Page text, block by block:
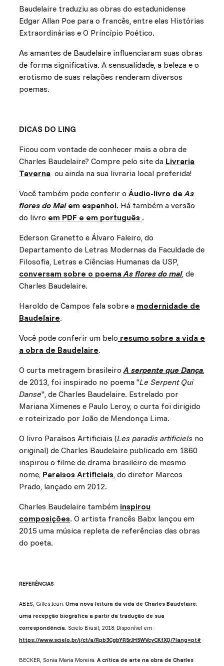
Baudelaire traduziu as obras do estadunidense
Edgar Allan Poe para o francês, entre elas Histórias
Extraordinárias e O Princípio Poético.
As amantes de Baudelaire influenciaram suas obras
de forma significativa. A sensualidade, a beleza e o
erotismo de suas relações renderam diversos
poemas.
DICAS DO LING
Ficou com vontade de conhecer mais a obra de
Charles Baudelaire? Compre pelo site da Livraria
Tavernaou ainda na sua livraria local preferida!
Você também pode conferir o Áudio-livro deAs
flores do Malem espanhol. Há também a versão
do livro em PDF e em português .
Ederson Granetto e Álvaro Faleiro, do
Departamento de Letras Modernas da Faculdade de
Filosofia, Letras e Ciências Humanas da USP,
conversam sobre o poemaAs flores do mal, de
Charles Baudelaire.
Haroldo de Campos fala sobre a modernidade de
Baudelaire.
Você pode conferir um belo resumo sobre a vida e
a obra de Baudelaire.
O curta metragem brasileiroA serpente que Dança,
de 2013, foi inspirado no poema "Le Serpent Qui
Danse", de Charles Baudelaire. Estrelado por
Mariana Ximenes e Paulo Leroy, o curta foi dirigido
e roteirizado por João de Mendonça Lima.
O livro Paraísos Artificiais (Les paradis artificielsno
original) de Charles Baudelaire publicado em 1860
inspirou o filme de drama brasileiro de mesmo
nome, Paraísos Artificiais, do diretor Marcos
Prado, lançado em 2012.
Charles Baudelaire também inspirou
composições. O artista francês Babx lançou em
2015 uma música repleta de referências das obras
do poeta.
REFERÊNCIAS
ABES, Gilles Jean. Uma nova leitura da vida de Charles Baudelaire:
uma recepção biográfica a partir da tradução de sua
correspondência. Scielo Brasil, 2018. Disponível em:
https://www.scielo.br/j/ct/a/Rpb3CgbYR5rJH5WVcyCKfXQ/?lang=pt#
BECKER, Sonia Maria Moreira. A crítica de arte na obra de Charles